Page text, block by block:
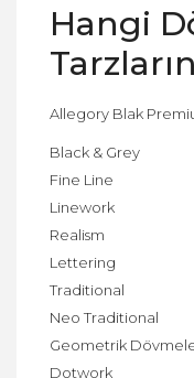
Hangi
Allegory Blak
Black & Grey
Fine Line
Linework
Realism
Lettering
Traditional
Neo Traditional
Geometrik
Dotwork